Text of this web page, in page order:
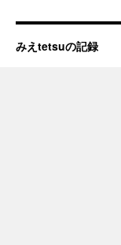
みえtetsuの記録